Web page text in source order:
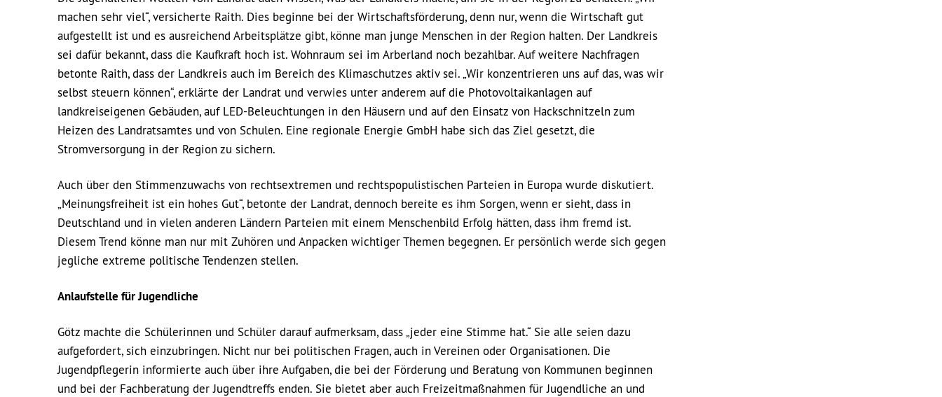
machen sehr viel“, versicherte Raith. Dies beginne bei der Wirtschaftsförderung, denn nur, wenn die Wirtschaft gut
aufgestellt ist und es ausreichend Arbeitsplätze gibt, könne man junge Menschen in der Region halten. Der Landkreis
sei dafür bekannt, dass die Kaufkraft hoch ist. Wohnraum sei im Arberland noch bezahlbar. Auf weitere Nachfragen
betonte Raith, dass der Landkreis auch im Bereich des Klimaschutzes aktiv sei. „Wir konzentrieren uns auf das, was wir
selbst steuern können“, erklärte der Landrat und verwies unter anderem auf die Photovoltaikanlagen auf
landkreiseigenen Gebäuden, auf LED-Beleuchtungen in den Häusern und auf den Einsatz von Hackschnitzeln zum
Heizen des Landratsamtes und von Schulen. Eine regionale Energie GmbH habe sich das Ziel gesetzt, die
Stromversorgung in der Region zu sichern.
Auch über den Stimmenzuwachs von rechtsextremen und rechtspopulistischen Parteien in Europa wurde diskutiert.
„Meinungsfreiheit ist ein hohes Gut“, betonte der Landrat, dennoch bereite es ihm Sorgen, wenn er sieht, dass in
Deutschland und in vielen anderen Ländern Parteien mit einem Menschenbild Erfolg hätten, dass ihm fremd ist.
Diesem Trend könne man nur mit Zuhören und Anpacken wichtiger Themen begegnen. Er persönlich werde sich gegen
jegliche extreme politische Tendenzen stellen.
Anlaufstelle für Jugendliche
Götz machte die Schülerinnen und Schüler darauf aufmerksam, dass „jeder eine Stimme hat.“ Sie alle seien dazu
aufgefordert, sich einzubringen. Nicht nur bei politischen Fragen, auch in Vereinen oder Organisationen. Die
Jugendpflegerin informierte auch über ihre Aufgaben, die bei der Förderung und Beratung von Kommunen beginnen
und bei der Fachberatung der Jugendtreffs enden. Sie bietet aber auch Freizeitmaßnahmen für Jugendliche an und